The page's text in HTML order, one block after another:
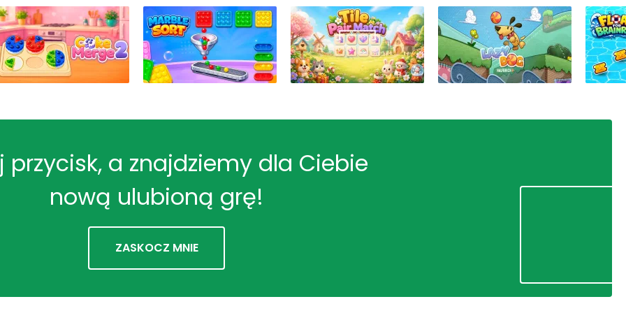
przycisk, a znajdziemy dla Ciebie
nową ulubioną grę!
ZASKOCZ MNIE